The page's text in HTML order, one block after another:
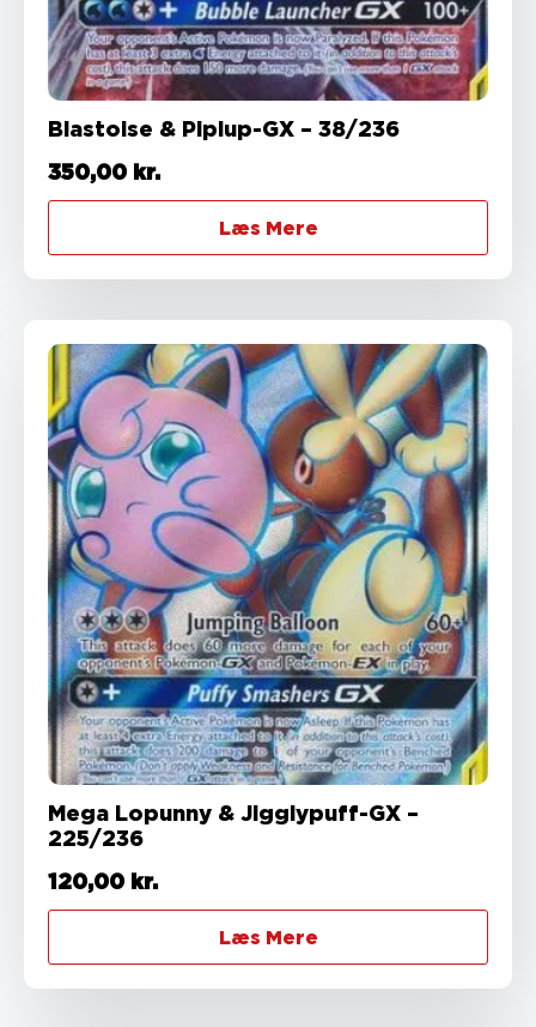
Blastoise & Piplup-GX – 38/236
350,00 kr.
Læs Mere
Mega Lopunny & Jigglypuff-GX –
225/236
120,00 kr.
Læs Mere